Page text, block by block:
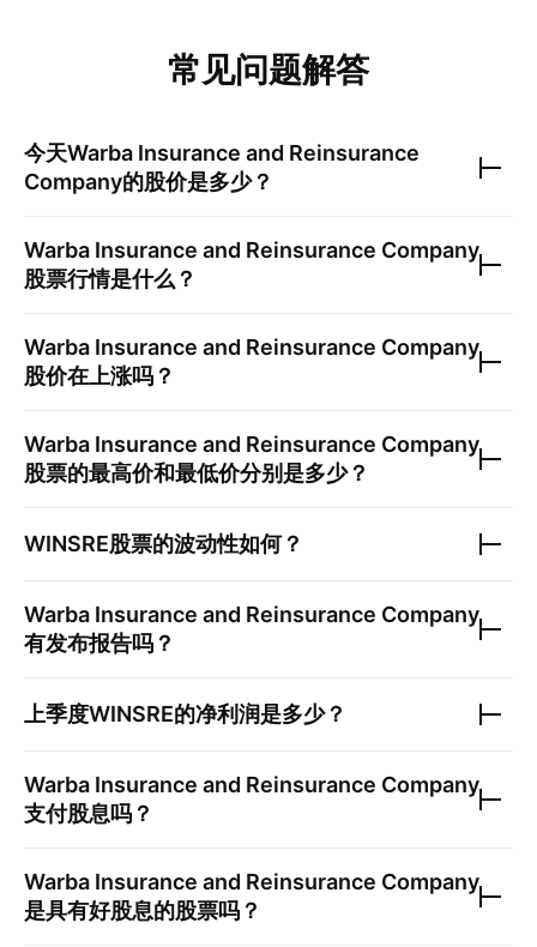
常见问题解答
今天Warba Insurance and Reinsurance
Company的股价是多少？
Warba Insurance and Reinsurance Company
股票行情是什么？
Warba Insurance and Reinsurance Company
股价在上涨吗？
Warba Insurance and Reinsurance Company
股票的最高价和最低价分别是多少？
WINSRE股票的波动性如何？
Warba Insurance and Reinsurance Company
有发布报告吗？
上季度WINSRE的净利润是多少？
Warba Insurance and Reinsurance Company
支付股息吗？
Warba Insurance and Reinsurance Company
是具有好股息的股票吗？